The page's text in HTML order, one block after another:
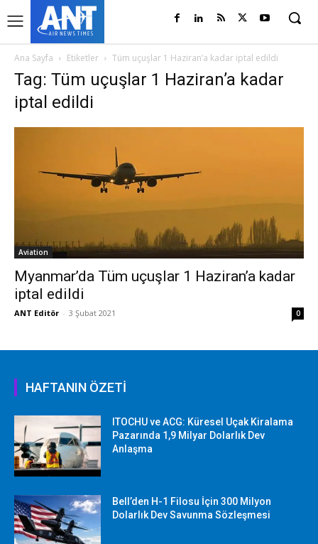
Ana Sayfa Etiketler Tüm uçuşlar 1 Haziran’a kadar iptal edildi
Tag: Tüm uçuşlar 1 Haziran’a kadar
iptal edildi
Aviation
Myanmar’da Tüm uçuşlar 1 Haziran’a kadar
iptal edildi
ANT Editör - 3 Şubat 2021 0
HAFTANIN ÖZETİ
ITOCHU ve ACG: Küresel Uçak Kiralama
Pazarında 1,9 Milyar Dolarlık Dev
Anlaşma
Bell’den H-1 Filosu İçin 300 Milyon
Dolarlık Dev Savunma Sözleşmesi